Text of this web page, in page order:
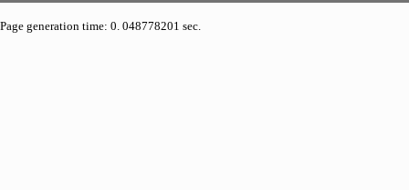
Page generation time: 0. 048778201 sec.